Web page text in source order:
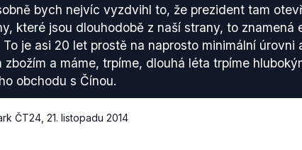
bych nejvíc vyzdvihl to, že prezident tam
které jsou dlouhodobě z naší strany, to znamená
To je asi 20 let prostě na naprosto minimální úrovni
zbožím a máme, trpíme, dlouhá léta trpíme
obchodu s Čínou.
ČT24, 21. listopadu 2014